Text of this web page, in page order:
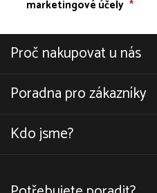
marketingové účely *
Proč nakupovat u nás
Poradna pro zákazníky
Kdo jsme?